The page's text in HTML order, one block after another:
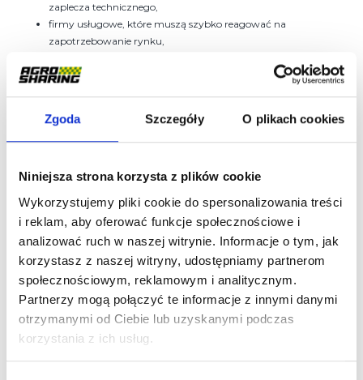
Zgoda Szczegóły O plikach cookies
Niniejsza strona korzysta z plików cookie
Wykorzystujemy pliki cookie do spersonalizowania treści
i reklam, aby oferować funkcje społecznościowe i
analizować ruch w naszej witrynie. Informacje o tym, jak
korzystasz z naszej witryny, udostępniamy partnerom
społecznościowym, reklamowym i analitycznym.
Partnerzy mogą połączyć te informacje z innymi danymi
otrzymanymi od Ciebie lub uzyskanymi podczas
korzystania z ich usług.
zaplecza technicznego,
firmy usługowe, które muszą szybko reagować na
zapotrzebowanie rynku,
będzie pasował do ich stylu pracy.
świadomego wyboru, a nie kompromisem.